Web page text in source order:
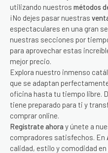
utilizando nuestros métodos
¡No dejes pasar nuestras
espectaculares en una gran
nuestras secciones por
para aprovechar estas
mejor precio.
Explora nuestro inmenso
que se adaptan
oficina hasta tu tiempo libre.
tiene preparado para ti y
comprar online.
Regístrate ahora y únete a
compradores satisfechos. En
calidad, estilo y comodidad en